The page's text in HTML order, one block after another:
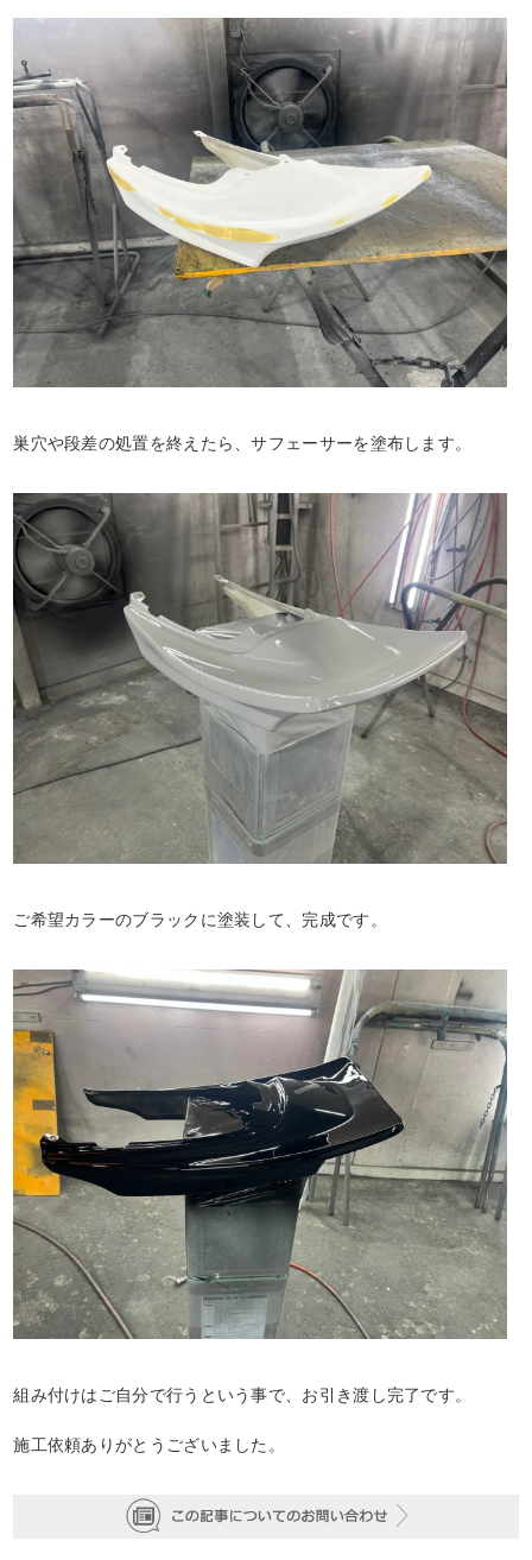
巣穴や段差の処置を終えたら、サフェーサーを塗布します。
ご希望カラーのブラックに塗装して、完成です。
組み付けはご自分で行うという事で、お引き渡し完了です。
施工依頼ありがとうございました。